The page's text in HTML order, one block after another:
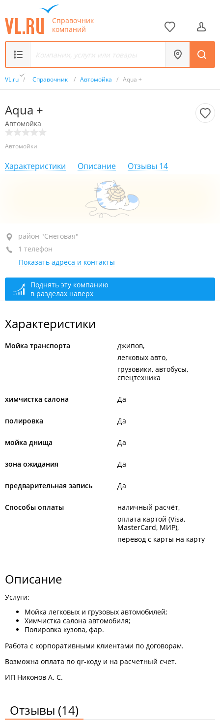
Справочник
компаний
VL.ru / Справочник / Автомойка / Aqua +
Aqua +
Автомойка
Автомойки
Характеристики Описание Отзывы 14
район "Снеговая", ул. Выселковая, 87
+7 964 443-33-99
закрыто, откроется в 09:00
район "Снеговая"
1 телефон
Показать адреса и контакты
Поднять эту компанию
в разделах наверх
Характеристики
Мойка транспорта
джипов
легковых авто
грузовики, автобусы,
спецтехника
химчистка салона Да
полировка Да
мойка днища Да
зона ожидания Да
предварительная запись Да
Способы оплаты
наличный расчёт
оплата картой (Visa,
MasterCard, МИР)
перевод с карты на карту
Описание
Услуги:
Мойка легковых и грузовых автомобилей;
Химчистка салона автомобиля;
Полировка кузова, фар.
Работа с корпоративными клиентами по договорам.
Возможна оплата по qr-коду и на расчетный счет.
ИП Никонов А. С.
Отзывы (14)